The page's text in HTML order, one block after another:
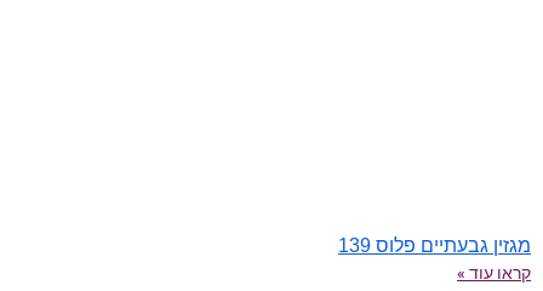
מגזין גבעתיים פלוס 139
קראו עוד »